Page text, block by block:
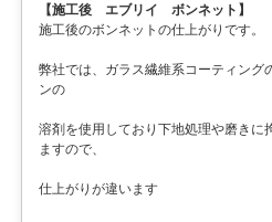
【施工後 エブリイ ボンネット】
施工後のボンネットの仕上がりです。
弊社では、ガラス繊維系コーティング
ンの
溶剤を使用しており下地処理や磨きに
ますので、
仕上がりが違います